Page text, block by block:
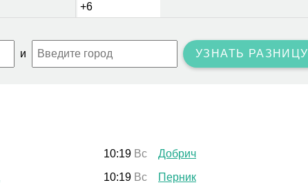
+6
и УЗНАТЬ РАЗНИЦУ
10:19 Вс
10:19 Вс
Добрич
Перник